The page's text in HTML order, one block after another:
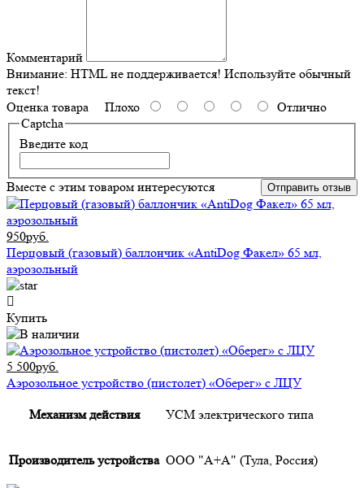
Комментарий
Внимание: HTML не поддерживается! Используйте обычный
текст!
Оценка товара Плохо
Отлично
Captcha
Введите код
Отправить отзыв
Вместе с этим товаром интересуются
950руб.
Перцовый (газовый) баллончик «AntiDog Факел» 65 мл,
аэрозольный
Купить
5 500руб.
Аэрозольное устройство (пистолет) «Оберег» с ЛЦУ
Механизм действия УСМ электрического типа
Производитель устройства ООО "А+А" (Тула, Россия)